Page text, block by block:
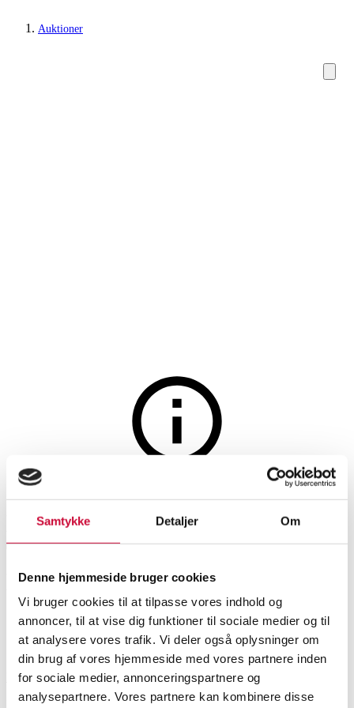
Samtykke Detaljer Om
Denne hjemmeside bruger cookies
Vi bruger cookies til at tilpasse vores indhold og
annoncer, til at vise dig funktioner til sociale medier og til
at analysere vores trafik. Vi deler også oplysninger om
din brug af vores hjemmeside med vores partnere inden
for sociale medier, annonceringspartnere og
analysepartnere. Vores partnere kan kombinere disse
Auktioner
Lænestole
Kristian Sofus Hansen og
Tommy Hyldahl Norr11.
Lænestol. Model: Nomad
SHOWROOM
Roskilde
VURDERING
DKK 5.000
VARENUMMER
6372662
Nyproduceret vareMomsvare